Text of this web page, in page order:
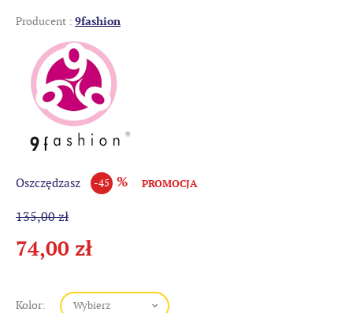
Producent : 9fashion
Oszczędzasz -45 % PROMOCJA
135,00 zł
74,00 zł
Kolor: